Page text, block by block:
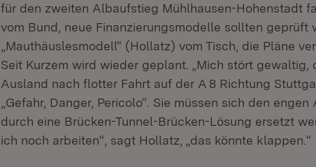
für den zweiten Albaufstieg Mühlhausen-Hohenstadt
vom Bund, neue Finanzierungsmodelle sollten geprüft
„Mauthäuslesmodell“ (Hollatz) vom Tisch, die Pläne
Seit Kurzem wird wieder geplant. „Mich stört gewaltig,
Ausland nach flotter Fahrt auf der A 8 Richtung
„Gefahr, Danger, Pericolo“. Sie müssen sich den
durch eine Brücken-Tunnel-Brücken-Lösung ersetzt
ich noch arbeiten“, sagt Hollatz, „das könnte klappen.“